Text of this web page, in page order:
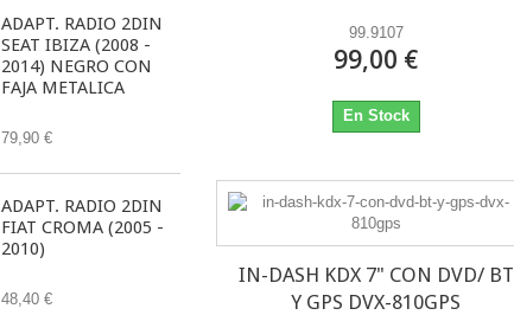
ADAPT. RADIO 2DIN
SEAT IBIZA (2008 -
2014) NEGRO CON
FAJA METALICA
79,90 €
ADAPT. RADIO 2DIN
FIAT CROMA (2005 -
2010)
48,40 €
99.9107
99,00 €
En Stock
IN-DASH KDX 7" CON DVD/ BT
Y GPS DVX-810GPS